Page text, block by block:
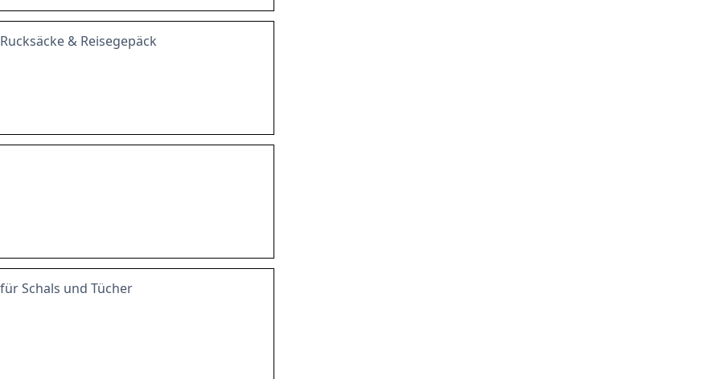
& Reisegepäck
Schals und Tücher